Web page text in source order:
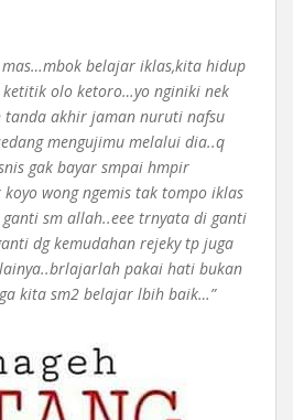
belajar iklas,kita hidup
ketitik olo ketoro…yo nginiki nek
tanda akhir jaman nuruti nafsu
mengujimu melalui dia..q
gak bayar smpai hmpir
wong ngemis tak tompo iklas
sm allah..eee trnyata di ganti
dg kemudahan rejeky tp juga
pakai hati bukan
kita sm2 belajar lbih baik…”